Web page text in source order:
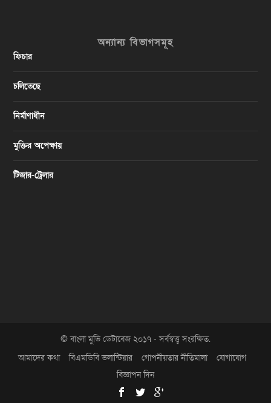
অন্যান্য বিভাগসমূহ
ফিচার
চলিতেছে
নির্মাণাধীন
মুক্তির অপেক্ষায়
টিজার-ট্রেলার
© বাংলা মুভি ডেটাবেজ ২০১৭ - সর্বস্বত্ত্ব সংরক্ষিত.
আমাদের কথা
বিএমডিবি ভলান্টিয়ার গোপনীয়তার নীতিমালা
যোগাযোগ
বিজ্ঞাপন দিন